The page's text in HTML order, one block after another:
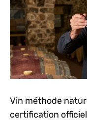
Vin méthode
certification